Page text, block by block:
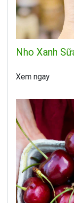
Nho Xanh
Xem ngay